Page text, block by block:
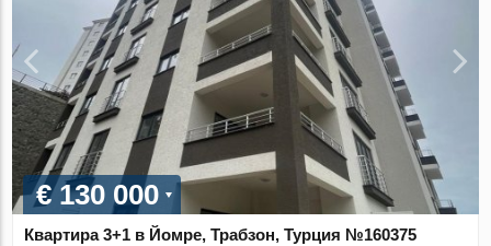
€ 130 000
Квартира 3+1 в Йомре, Трабзон, Турция №160375